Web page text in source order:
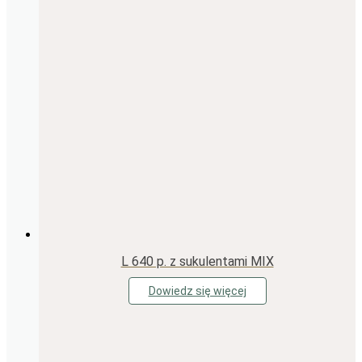
L 640 p. z sukulentami MIX
Dowiedz się więcej